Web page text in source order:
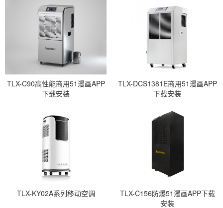
TLX-C90高性能商用51漫画APP
下载安装
TLX-DCS1381E商用51漫画APP
下载安装
TLX-KY02A系列移动空调
TLX-C156防爆51漫画APP下载
安装